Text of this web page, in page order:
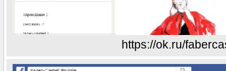
https://ok.ru/